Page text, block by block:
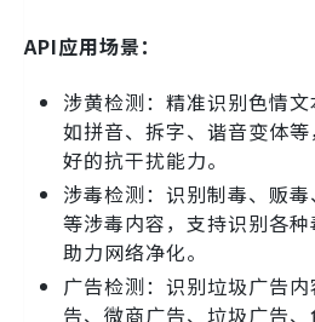
API应用场景：
涉黄检测：精准识别色情文
如拼音、拆字、谐音变体
好的抗干扰能力。
涉毒检测：识别制毒、贩
等涉毒内容，支持识别各
助力网络净化。
广告检测：识别垃圾广告
告、微商广告、垃圾广告